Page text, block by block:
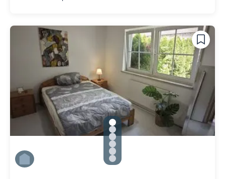
gallery.slide_selector
Zu Slide 1 wechseln
Zu Slide 2 wechseln
Zu Slide 3 wechseln
Zu Slide 4 wechseln
Zu Slide 5 wechseln
Zu Slide 6 wechseln